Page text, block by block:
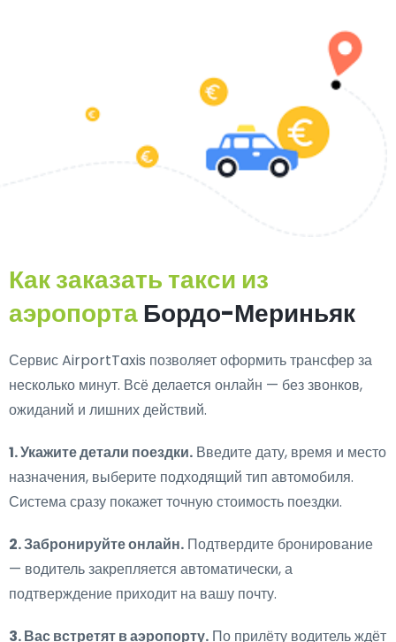
Как заказать такси из
аэропортаБордо-Мериньяк
Сервис AirportTaxis позволяет оформить трансфер за
несколько минут. Всё делается онлайн — без звонков,
ожиданий и лишних действий.
1. Укажите детали поездки. Введите дату, время и место
назначения, выберите подходящий тип автомобиля.
Система сразу покажет точную стоимость поездки.
2. Забронируйте онлайн. Подтвердите бронирование
— водитель закрепляется автоматически, а
подтверждение приходит на вашу почту.
3. Вас встретят в аэропорту. По прилёту водитель ждёт